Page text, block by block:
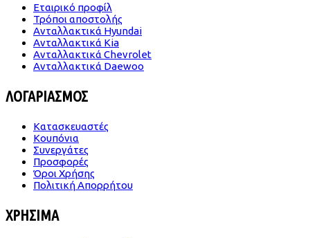
Εταιρικό προφίλ
Τρόποι αποστολής
Ανταλλακτικά Hyundai
Ανταλλακτικά Kia
Ανταλλακτικά Chevrolet
Ανταλλακτικά Daewoo
ΛΟΓΑΡΙΑΣΜΟΣ
Κατασκευαστές
Κουπόνια
Συνεργάτες
Προσφορές
Όροι Χρήσης
Πολιτική Απορρήτου
ΧΡΗΣΙΜΑ